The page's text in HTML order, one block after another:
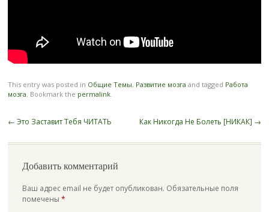
This entry was posted in Общие Темы, Развитие мозга and tagged Работа
мозга. Bookmark the permalink.
Post
← Это Заставит Тебя ЧИТАТЬ Как Никогда Не Болеть [НИКАК] →
Добавить комментарий
Ваш адрес email не будет опубликован. Обязательные поля
помечены *